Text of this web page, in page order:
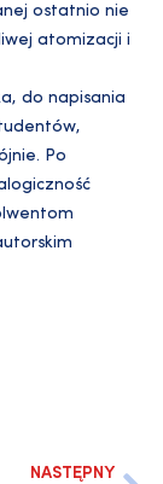
ostatnio nie
atomizacji i
do napisania
Po
NASTĘPNY